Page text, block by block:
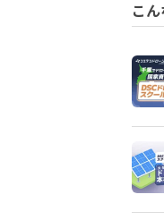
こ